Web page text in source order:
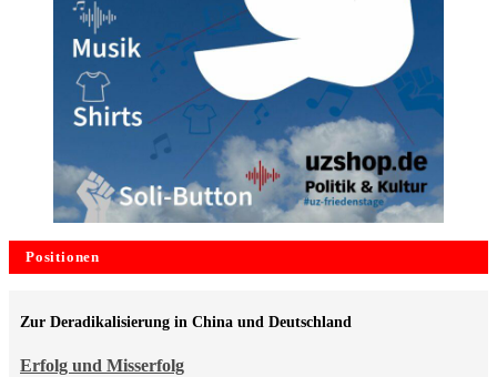
Positionen
Erfolg und Misserfolg
Zur Deradikalisierung in China und Deutschland